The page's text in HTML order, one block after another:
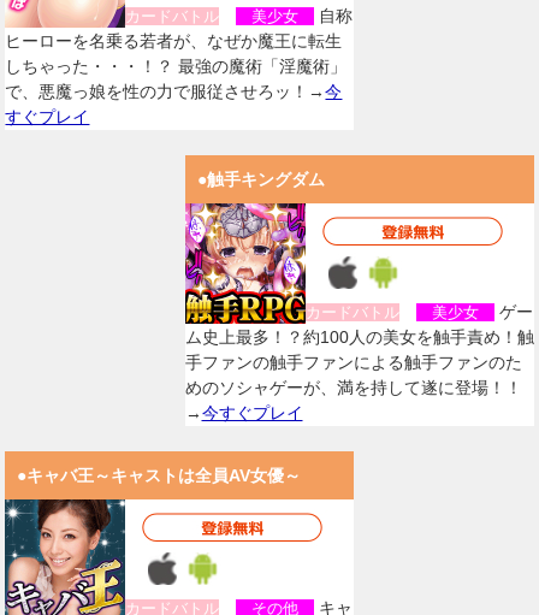
カードバトル 美少女
自称
ヒーローを名乗る若者が、なぜか魔王に転生
しちゃった・・・！？ 最強の魔術「淫魔術」
で、悪魔っ娘を性の力で服従させろッ！→今
すぐプレイ
●触手キングダム
カードバトル 美少女
ゲー
ム史上最多！？約100人の美女を触手責め！触
手ファンの触手ファンによる触手ファンのた
めのソシャゲーが、満を持して遂に登場！！
→今すぐプレイ
●キャバ王～キャストは全員AV女優～
カードバトル その他 キャ